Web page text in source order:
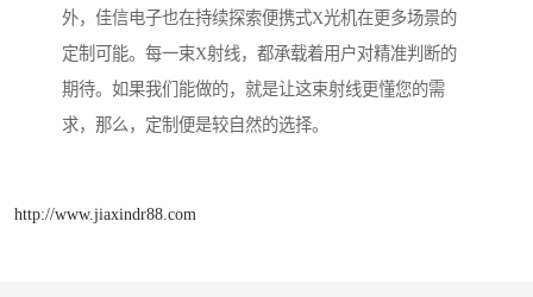
外，佳信电子也在持续探索便携式X光机在更多场景的
定制可能。每一束X射线，都承载着用户对精准判断的
期待。如果我们能做的，就是让这束射线更懂您的需
求，那么，定制便是较自然的选择。
http://www.jiaxindr88.com